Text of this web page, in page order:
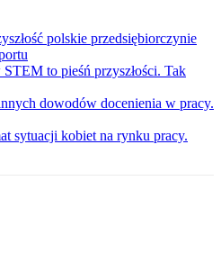
polskie przedsiębiorczynie
to pieśń przyszłości. Tak
dowodów docenienia w pracy.
sytuacji kobiet na rynku pracy.